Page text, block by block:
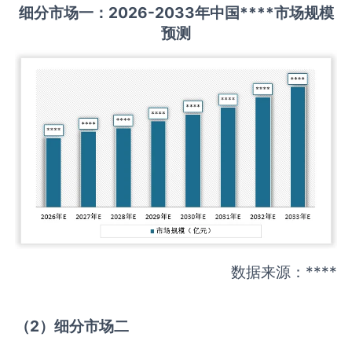
细分市场一： 2026-2033年中国****市场规模
预测
数据来源：****
（2）细分市场二